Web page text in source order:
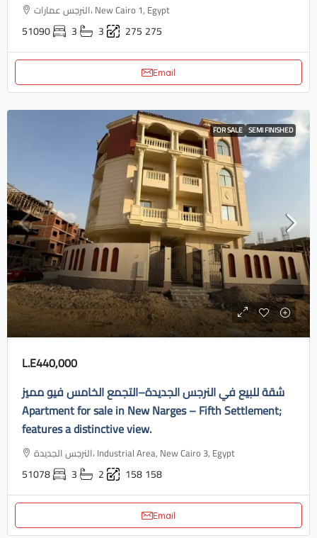
النرجس عمارات، New Cairo 1, Egypt
51090 3 3 275 275
Email
FOR SALE SEMI FINISHED
L.E440,000
شقة للبيع في النرجس الجديدة–التجمع الخامس فيو مميز
Apartment for sale in New Narges – Fifth Settlement;
features a distinctive view.
النرجس الجديدة، Industrial Area, New Cairo 3, Egypt
51078 3 2 158158
Email